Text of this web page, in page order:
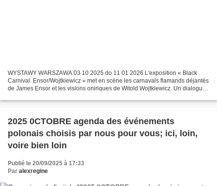
WYSTAWY WARSZAWA 03 10 2025 do 11 01 2026 L'exposition « Black
Carnival. Ensor/Wojtkiewicz » met en scène les carnavals flamands déjantés
de James Ensor et les visions oniriques de Witold Wojtkiewicz. Un dialogue
2025 0CTOBRE agenda des événements
polonais choisis par nous pour vous; ici, loin,
voire bien loin
Publié le 20/09/2025 à 17:33
Par alexregine